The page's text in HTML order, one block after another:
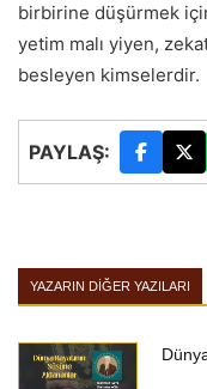
birbirine düşürmek
yetim malı yiyen,
besleyen kimselerdir.
PAYLAŞ:
YAZARIN DIĞER YAZILARI